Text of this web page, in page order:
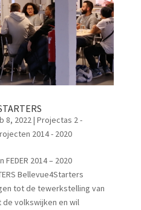
8, 2022| Projectas 2 -
2014 - 2020
2014 – 2020
Bellevue4Starters
tot de tewerkstelling van
volkswijken en wil